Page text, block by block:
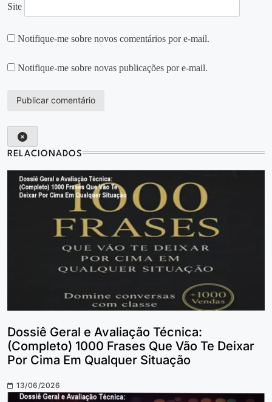
Site
Notifique-me sobre novos comentários por e-mail.
Notifique-me sobre novas publicações por e-mail.
RELACIONADOS
Dossiê Geral e Avaliação Técnica:
(Completo) 1000 Frases Que Vão Te Deixar
Por Cima Em Qualquer Situação
13/06/2026